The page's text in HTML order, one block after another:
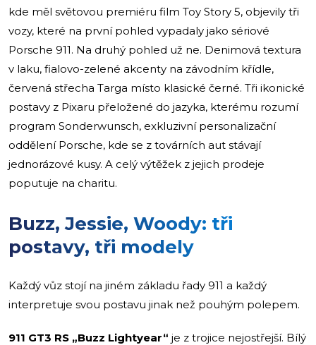
kde měl světovou premiéru film Toy Story 5, objevily tři
vozy, které na první pohled vypadaly jako sériové
Porsche 911. Na druhý pohled už ne. Denimová textura
v laku, fialovo-zelené akcenty na závodním křídle,
červená střecha Targa místo klasické černé. Tři ikonické
postavy z Pixaru přeložené do jazyka, kterému rozumí
program Sonderwunsch, exkluzivní personalizační
oddělení Porsche, kde se z továrních aut stávají
jednorázové kusy. A celý výtěžek z jejich prodeje
poputuje na charitu.
Buzz, Jessie, Woody: tři
postavy, tři modely
Každý vůz stojí na jiném základu řady 911 a každý
interpretuje svou postavu jinak než pouhým polepem.
911 GT3 RS „Buzz Lightyear“ je z trojice nejostřejší. Bílý